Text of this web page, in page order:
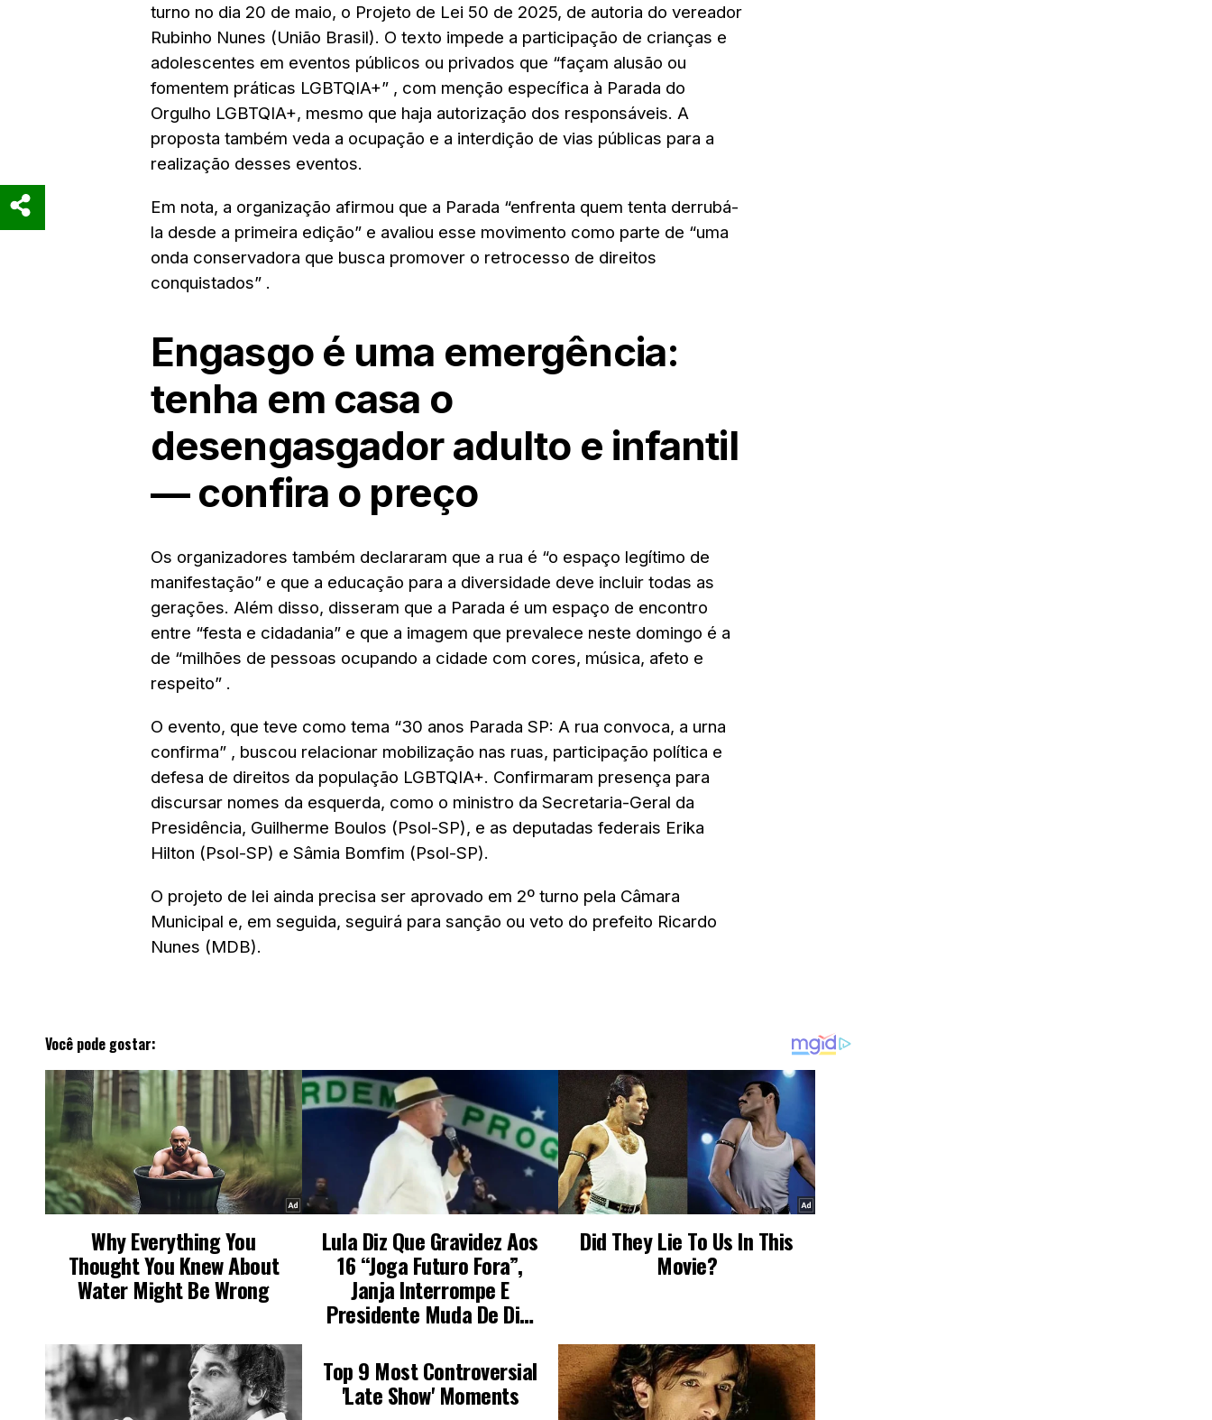
turno no dia 20 de maio, o Projeto de Lei 50 de 2025, de autoria do vereador
Rubinho Nunes (União Brasil). O texto impede a participação de crianças e
adolescentes em eventos públicos ou privados que “façam alusão ou
fomentem práticas LGBTQIA+” , com menção específica à Parada do
Orgulho LGBTQIA+, mesmo que haja autorização dos responsáveis. A
proposta também veda a ocupação e a interdição de vias públicas para a
realização desses eventos.
Em nota, a organização afirmou que a Parada “enfrenta quem tenta derrubá-
la desde a primeira edição” e avaliou esse movimento como parte de “uma
onda conservadora que busca promover o retrocesso de direitos
conquistados” .
Engasgo é uma emergência:
tenha em casa o
desengasgador adulto e infantil
— confira o preço
Os organizadores também declararam que a rua é “o espaço legítimo de
manifestação” e que a educação para a diversidade deve incluir todas as
gerações. Além disso, disseram que a Parada é um espaço de encontro
entre “festa e cidadania” e que a imagem que prevalece neste domingo é a
de “milhões de pessoas ocupando a cidade com cores, música, afeto e
respeito” .
O evento, que teve como tema “30 anos Parada SP: A rua convoca, a urna
confirma” , buscou relacionar mobilização nas ruas, participação política e
defesa de direitos da população LGBTQIA+. Confirmaram presença para
discursar nomes da esquerda, como o ministro da Secretaria-Geral da
Presidência, Guilherme Boulos (Psol-SP), e as deputadas federais Erika
Hilton (Psol-SP) e Sâmia Bomfim (Psol-SP).
O projeto de lei ainda precisa ser aprovado em 2º turno pela Câmara
Municipal e, em seguida, seguirá para sanção ou veto do prefeito Ricardo
Nunes (MDB).